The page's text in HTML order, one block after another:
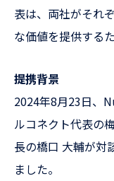
表は、両社がそれ
な価値を提供する
提携背景
2024年8月23日、
ルコネクト代表の
長の橋口 大輔が対
ました。